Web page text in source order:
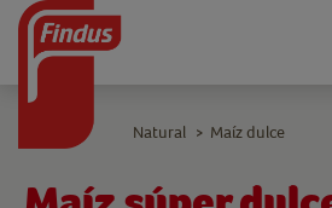
Natural > Maíz dulce